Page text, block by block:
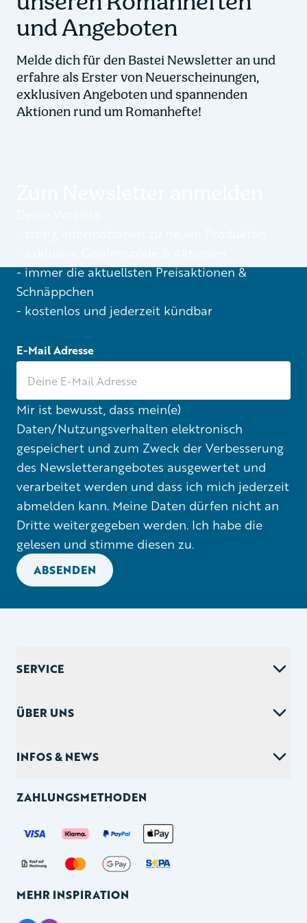
HOME
ROMAN-REIHEN
ANGEBOTE
und Angeboten
Melde dich für den Bastei Newsletter an und
erfahre als Erster von Neuerscheinungen,
exklusiven Angeboten und spannenden
Aktionen rund um Romanhefte!
- immer die aktuellsten Preisaktionen &
Schnäppchen
- kostenlos und jederzeit kündbar
E-Mail Adresse
Mir ist bewusst, dass mein(e)
Daten/Nutzungsverhalten elektronisch
gespeichert und zum Zweck der Verbesserung
des Newsletterangebotes ausgewertet und
verarbeitet werden und dass ich mich jederzeit
abmelden kann. Meine Daten dürfen nicht an
Dritte weitergegeben werden. Ich habe die
gelesen und stimme diesen zu.
ABSENDEN
SERVICE
ÜBER UNS
INFOS & NEWS
ZAHLUNGSMETHODEN
MEHR INSPIRATION